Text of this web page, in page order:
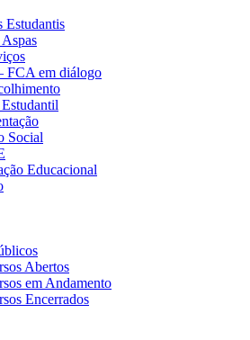
Estudantis
FCA em diálogo
Social
Educacional
Abertos
em Andamento
Encerrados